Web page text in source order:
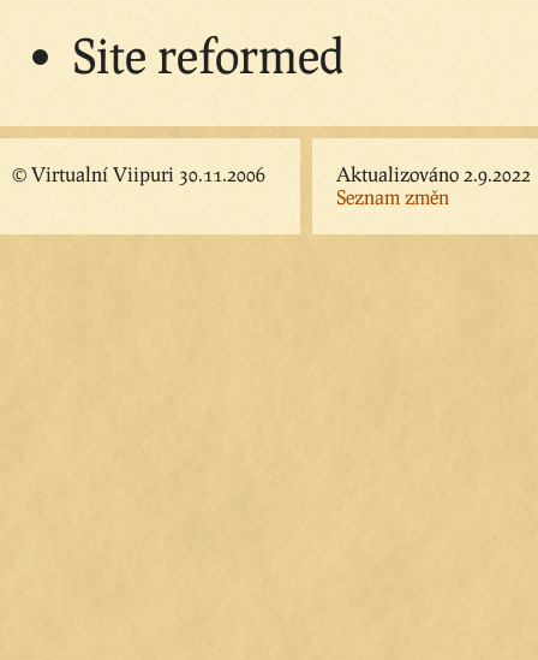
Site reformed
© Virtualní Viipuri 30.11.2006
Aktualizováno 2.9.2022
Seznam změn